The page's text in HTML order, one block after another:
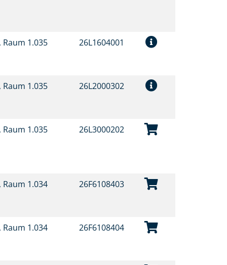
1.035 26L1604001
1.035 26L2000302
1.035 26L3000202
1.034 26F6108403
1.034 26F6108404